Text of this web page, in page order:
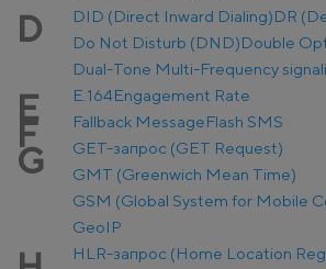
D DID (Direct Inward Dialing)DR
Do Not Disturb (DND)Double
Dual-Tone Multi-Frequency
E E.164Engagement Rate
F Fallback MessageFlash SMS
G
GET-запрос (GET Request)
GMT (Greenwich Mean Time)
GSM (Global System for Mobile
GeoIP
HLR-запрос (Home Location